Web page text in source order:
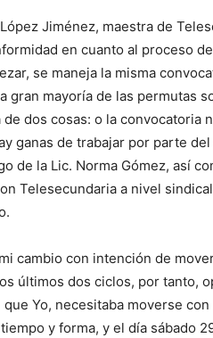
Jiménez, maestra de
en cuanto al proceso
se maneja la misma
gran mayoría de las permutas
dos cosas: o la convocatoria
ganas de trabajar por parte
de la Lic. Norma Gómez, así
Telesecundaria a nivel
cambio con intención de
últimos dos ciclos, por tanto,
que Yo, necesitaba moverse
y forma, y el día sábado